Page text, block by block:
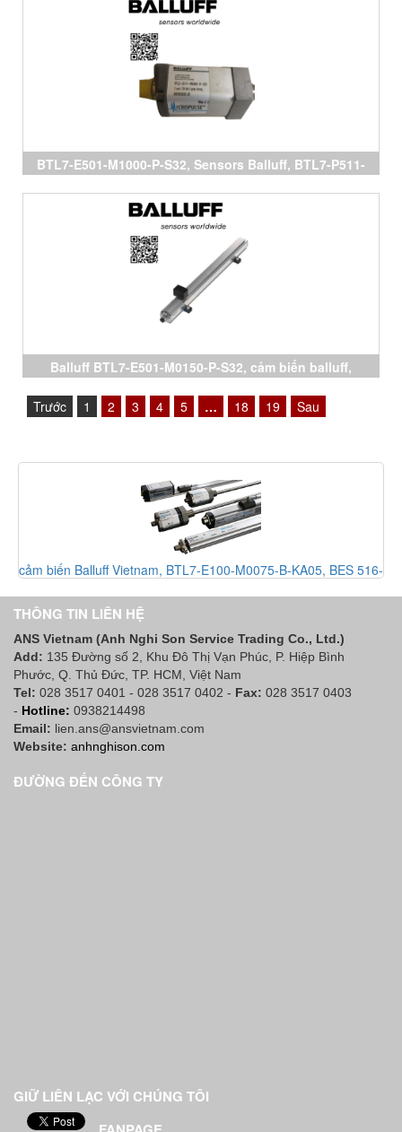
BTL7-E501-M0300-P-S32, đại lý Balluff
BTL7-E501-M1000-P-S32, Sensors Balluff, BTL7-P511-
M0150-B-S32, BTL7-P511-M0500-B-S32, cảm biến
Balluff, đại lý Balluff, Balluff vietnam
Balluff BTL7-E501-M0150-P-S32, cảm biến balluff,
Magnetostrictive Sensors Balluff, đại lý Balluff vietnam
Trước
1 2 3 4 5 … 18 19 Sau
B-KA05, BES 516-
BES M08MI-POC15B-S49G, BTL7-E570-
THÔNG TIN LIÊN HỆ
ANS Vietnam (Anh Nghi Son Service Trading Co., Ltd.)
Add: 135 Đường số 2, Khu Đô Thị Vạn Phúc, P. Hiệp Bình
Phước, Q. Thủ Đức, TP. HCM , Việt Nam
Tel: 028 3517 0401 - 028 3517 0402 - Fax: 028 3517 0403
- Hotline: 0938214498
Email: lien.ans@ansvietnam.com
Website: anhnghison.com
ĐƯỜNG ĐẾN CÔNG TY
GIỮ LIÊN LẠC VỚI CHÚNG TÔI